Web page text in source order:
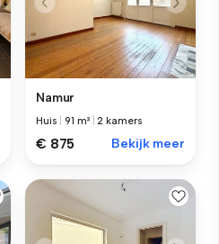
Namur
Huis |91 m² |2 kamers
€ 875 Bekijk meer